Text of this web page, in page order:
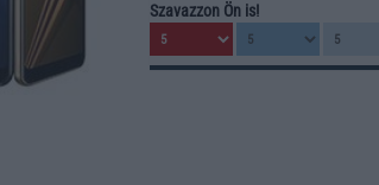
Szavazzon Ön is!